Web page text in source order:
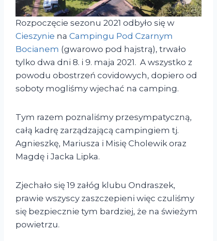
Rozpoczęcie sezonu 2021 odbyło się w
Cieszynie na Campingu Pod Czarnym
Bocianem (gwarowo pod hajstrą), trwało
tylko dwa dni 8. i 9. maja 2021. A wszystko z
powodu obostrzeń covidowych, dopiero od
soboty mogliśmy wjechać na camping.
Tym razem poznaliśmy przesympatyczną,
całą kadrę zarządzającą campingiem tj.
Agnieszkę, Mariusza i Misię Cholewik oraz
Magdę i Jacka Lipka.
Zjechało się 19 załóg klubu Ondraszek,
prawie wszyscy zaszczepieni więc czuliśmy
się bezpiecznie tym bardziej, że na świeżym
powietrzu.